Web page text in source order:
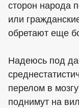
сторон народа
или
обретают еще
Надеюсь под
перелом в
поднимут на